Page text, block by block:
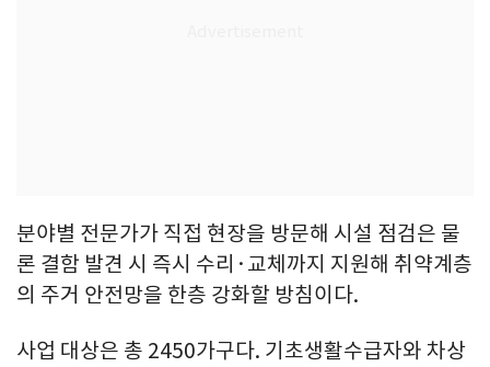
분야별 전문가가 직접 현장을 방문해 시설 점검은 물
론 결함 발견 시 즉시 수리·교체까지 지원해 취약계층
의 주거 안전망을 한층 강화할 방침이다.
사업 대상은 총 2450가구다. 기초생활수급자와 차상